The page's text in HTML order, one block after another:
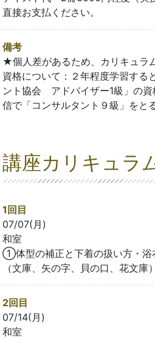
直接お支払ください。
備考
★個人差があるため、カリキュラ
資格について：２年程度学習する
ント協会 アドバイザー1級」の資
信で「コンサルタント９級」をと
講座カリキュラ
1回目
07/07(月)
和室
①体型の補正と下着の扱い方・浴
（文庫、矢の字、貝の口、花文庫）
2回目
07/14(月)
和室